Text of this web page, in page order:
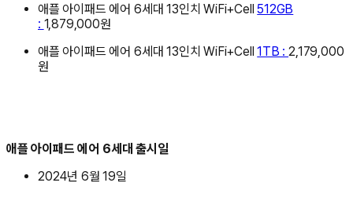
애플 아이패드 에어 6세대 13인치 WiFi+Cell512GB
: 1,879,000원
애플 아이패드 에어 6세대 13인치 WiFi+Cell1TB :2,179,000
원
애플 아이패드 에어 6세대 출시일
2024년 6월 19일